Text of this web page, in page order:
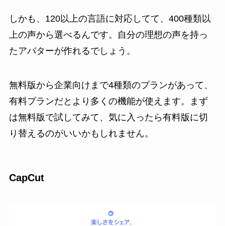
しかも、120以上の言語に対応してて、400種類以
上の声から選べるんです。自分の理想の声を持っ
たアバターが作れるでしょう。
無料版から企業向けまで4種類のプランがあって、
有料プランだとより多くの機能が使えます。まず
は無料版で試してみて、気に入ったら有料版に切
り替えるのがいいかもしれません。
CapCut